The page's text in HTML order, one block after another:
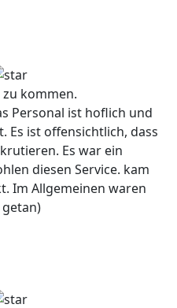
kommen.
Personal ist hoflich und
Es ist offensichtlich, dass
Es war ein
diesen Service. kam
Im Allgemeinen waren